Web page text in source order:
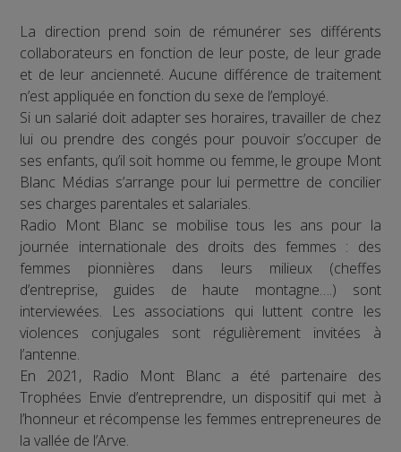
La direction prend soin de rémunérer ses différents
collaborateurs en fonction de leur poste, de leur grade
et de leur ancienneté. Aucune différence de traitement
n’est appliquée en fonction du sexe de l’employé.
Si un salarié doit adapter ses horaires, travailler de chez
lui ou prendre des congés pour pouvoir s’occuper de
ses enfants, qu’il soit homme ou femme, le groupe Mont
Blanc Médias s’arrange pour lui permettre de concilier
ses charges parentales et salariales.
Radio Mont Blanc se mobilise tous les ans pour la
journée internationale des droits des femmes : des
femmes pionnières dans leurs milieux (cheffes
d’entreprise, guides de haute montagne….) sont
interviewées. Les associations qui luttent contre les
violences conjugales sont régulièrement invitées à
l’antenne.
En 2021, Radio Mont Blanc a été partenaire des
Trophées Envie d’entreprendre, un dispositif qui met à
l’honneur et récompense les femmes entrepreneures de
la vallée de l’Arve.